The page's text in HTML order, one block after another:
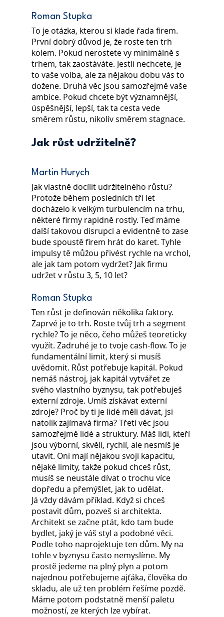
Roman Stupka
To je otázka, kterou si klade řada firem.
První dobrý důvod je, že roste ten trh
kolem. Pokud nerostete vy minimálně s
trhem, tak zaostáváte. Jestli nechcete, je
to vaše volba, ale za nějakou dobu vás to
dožene. Druhá věc jsou samozřejmě vaše
ambice. Pokud chcete být významnější,
úspěšnější, lepší, tak ta cesta vede
směrem růstu, nikoliv směrem stagnace.
Jak růst udržitelně?
Martin Hurych
Jak vlastně docílit udržitelného růstu?
Protože během posledních tří let
docházelo k velkým turbulencím na trhu,
některé firmy rapidně rostly. Teď máme
další takovou disrupci a evidentně to zase
bude spoustě firem hrát do karet. Tyhle
impulsy tě můžou přivést rychle na vrchol,
ale jak tam potom vydržet? Jak firmu
udržet v růstu 3, 5, 10 let?
Roman Stupka
Ten růst je definován několika faktory.
Zaprvé je to trh. Roste tvůj trh a segment
rychle? To je něco, čeho můžeš teoreticky
využít. Zadruhé je to tvoje cash-flow. To je
fundamentální limit, který si musíš
uvědomit. Růst potřebuje kapitál. Pokud
nemáš nástroj, jak kapitál vytvářet ze
svého vlastního byznysu, tak potřebuješ
externí zdroje. Umíš získávat externí
zdroje? Proč by ti je lidé měli dávat, jsi
natolik zajímavá firma? Třetí věc jsou
samozřejmě lidé a struktury. Máš lidi, kteří
jsou výborní, skvělí, rychlí, ale nesmíš je
utavit. Oni mají nějakou svoji kapacitu,
nějaké limity, takže pokud chceš růst,
musíš se neustále dívat o trochu více
dopředu a přemýšlet, jak to udělat.
Já vždy dávám příklad. Když si chceš
postavit dům, pozveš si architekta.
Architekt se začne ptát, kdo tam bude
bydlet, jaký je váš styl a podobné věci.
Podle toho naprojektuje ten dům. My na
tohle v byznysu často nemyslíme. My
prostě jedeme na plný plyn a potom
najednou potřebujeme ajťáka, člověka do
skladu, ale už ten problém řešíme pozdě.
Máme potom podstatně menší paletu
možností, ze kterých lze vybírat.